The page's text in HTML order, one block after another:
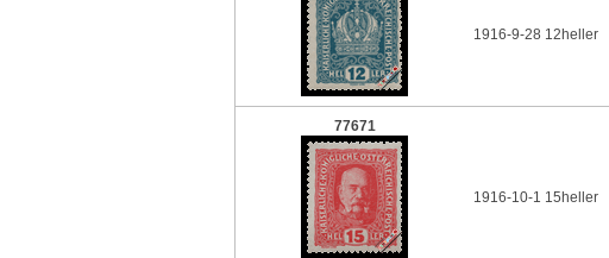
1916-9-28 12heller
77671
1916-10-1 15heller